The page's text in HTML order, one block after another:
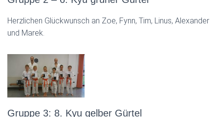
Herzlichen Glückwunsch an Zoe, Fynn, Tim, Linus, Alexander
und Marek.
Gruppe 3: 8. Kyu gelber Gürtel